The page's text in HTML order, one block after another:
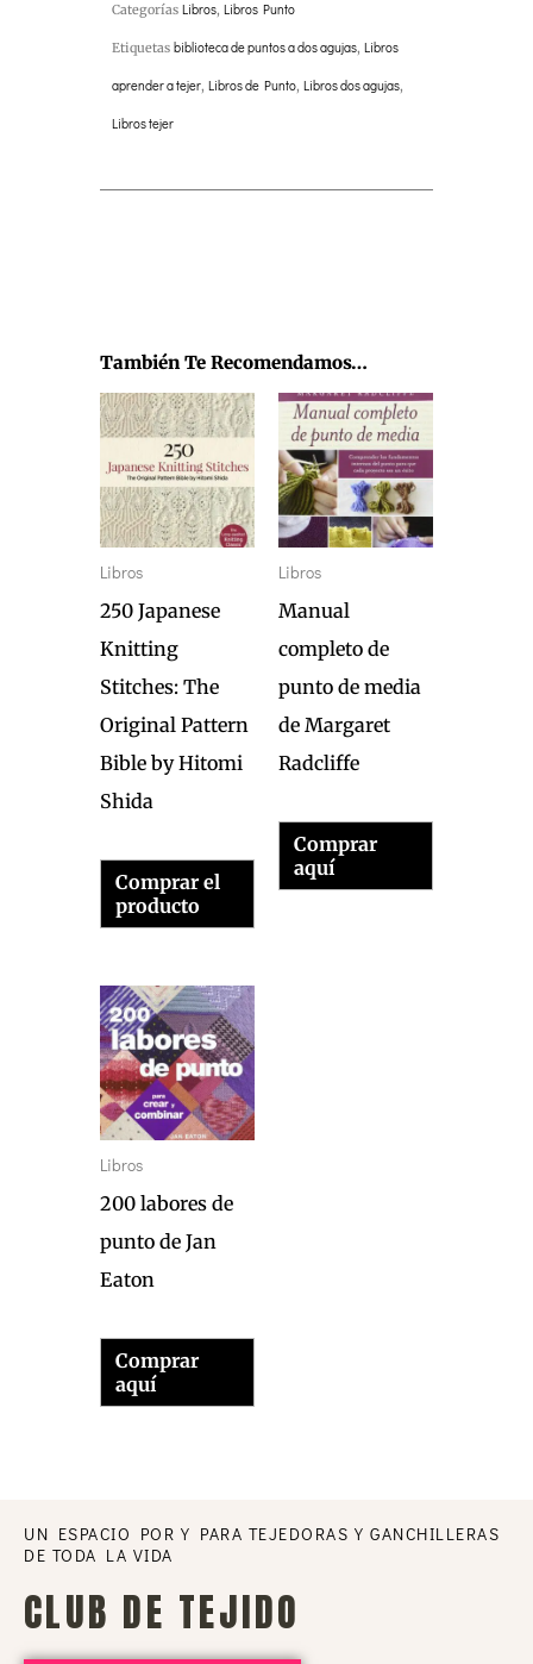
Categorías Libros, Libros Punto
Etiquetas biblioteca de puntos a dos agujas, Libros
aprender a tejer, Libros de Punto, Libros dos agujas,
Libros tejer
También Te Recomendamos…
Libros
250 Japanese
Knitting
Stitches: The
Original Pattern
Bible by Hitomi
Shida
Comprar el
producto
Libros
Manual
completo de
punto de media
de Margaret
Radcliffe
Comprar
aquí
Libros
200 labores de
punto de Jan
Eaton
Comprar
aquí
UN ESPACIO POR Y PARA TEJEDORAS Y GANCHILLERAS
DE TODA LA VIDA
CLUB DE TEJIDO